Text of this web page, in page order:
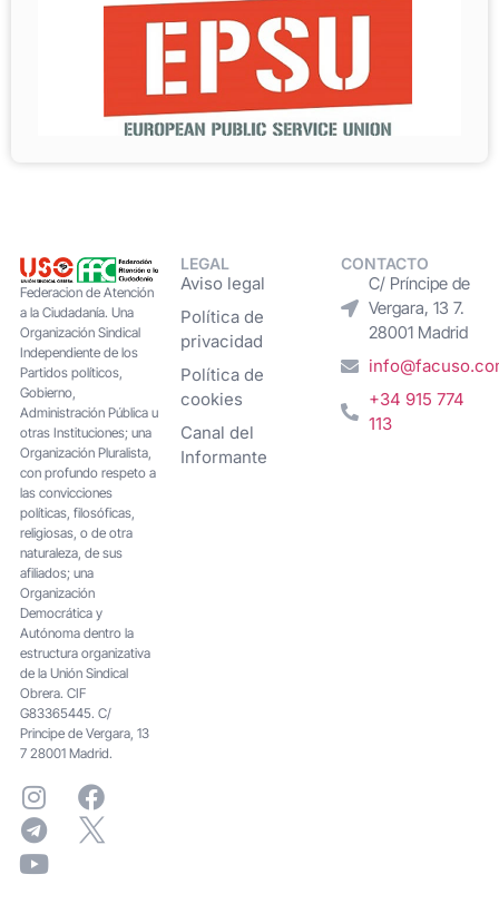
Federacion de Atención
a la Ciudadanía. Una
Organización Sindical
Independiente de los
Partidos políticos,
Gobierno,
Administración Pública u
otras Instituciones; una
Organización Pluralista,
con profundo respeto a
las convicciones
políticas, filosóficas,
religiosas, o de otra
naturaleza, de sus
afiliados; una
Organización
Democrática y
Autónoma dentro la
estructura organizativa
de la Unión Sindical
Obrera. CIF
G83365445. C/
Principe de Vergara, 13
7 28001 Madrid.
LEGAL
Aviso legal
Política de
privacidad
Política de
cookies
Canal del
Informante
CONTACTO
C/ Príncipe de
Vergara, 13 7.
28001 Madrid
+34 915 774
113